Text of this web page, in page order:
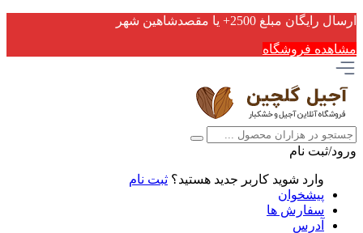
ارسال رایگان مبلغ 2500+ یا مقصدشاهین شهر
مشاهده فروشگاه
ورود/ثبت نام
وارد شوید کاربر جدید هستید؟ ثبت نام
پیشخوان
سفارش ها
آدرس